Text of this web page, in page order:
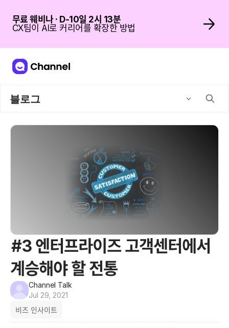
무료 웨비나 · D-10일 2시 13분
CX팀이 AI로 커리어를 확장한 방법
블로그
#3 엔터프라이즈 고객센터에서
계승해야 할 전통
Channel Talk
Jul 29, 2021
비즈 인사이트